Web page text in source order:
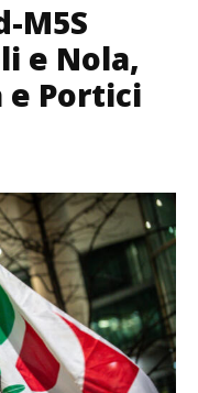
M5S
e Nola,
e Portici